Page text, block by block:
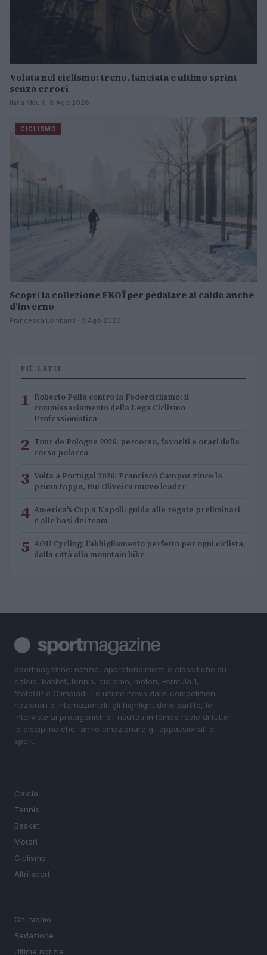
Volata nel ciclismo: treno, lanciata e ultimo sprint
senza errori
Ilaria Mauri · 8 Ago 2026
CICLISMO
Scopri la collezione EKOÏ per pedalare al caldo anche
d’inverno
Francesca Lombardi · 8 Ago 2026
PIÙ LETTI
1 Roberto Pella contro la Federciclismo: il
commissariamento della Lega Ciclismo
Professionistica
2 Tour de Pologne 2026: percorso, favoriti e orari della
corsa polacca
3 Volta a Portugal 2026: Francisco Campos vince la
prima tappa, Rui Oliveira nuovo leader
4 America’s Cup a Napoli: guida alle regate preliminari
e alle basi dei team
5 AGU Cycling: l’abbigliamento perfetto per ogni ciclista,
dalla città alla mountain bike
Sportmagazine: notizie, approfondimenti e classifiche su
calcio, basket, tennis, ciclismo, motori, Formula 1,
MotoGP e Olimpiadi. Le ultime news dalle competizioni
nazionali e internazionali, gli highlight delle partite, le
interviste ai protagonisti e i risultati in tempo reale di tutte
le discipline che fanno emozionare gli appassionati di
sport.
Calcio
Tennis
Basket
Motori
Ciclismo
Altri sport
Chi siamo
Redazione
Ultime notizie